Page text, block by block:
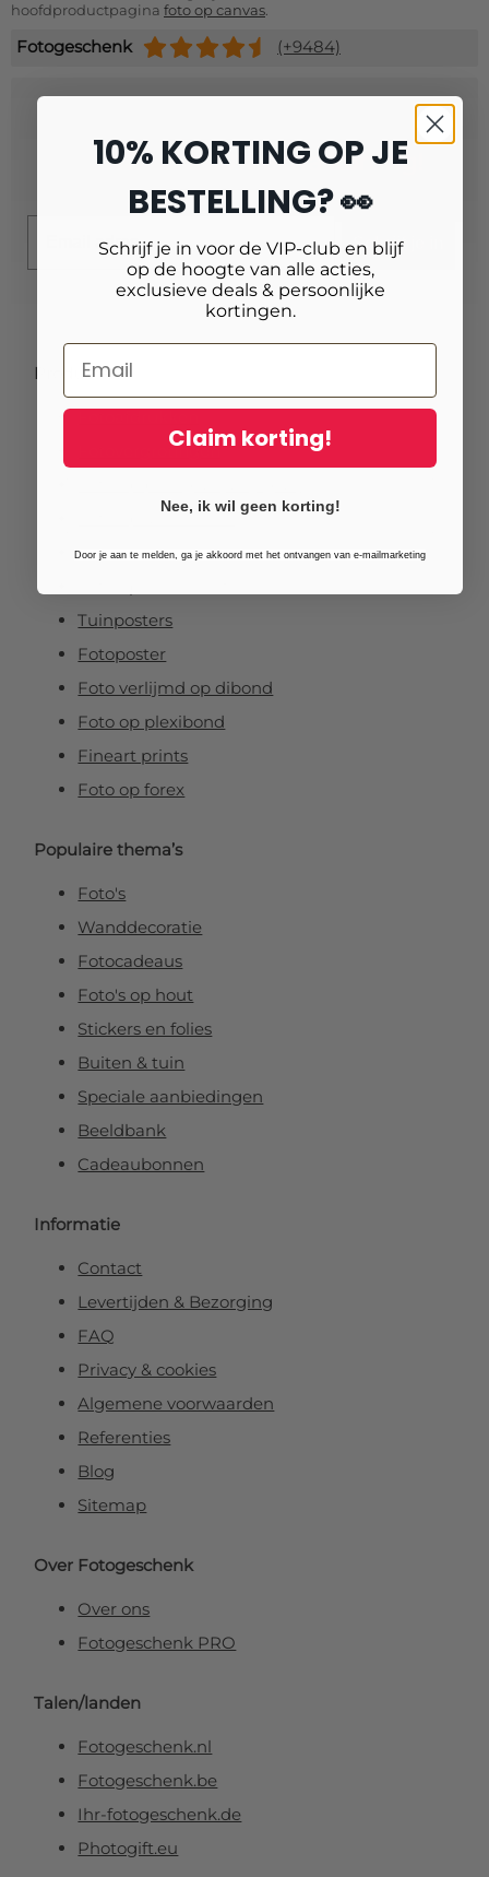
hoofdproductpagina foto op canvas.
Fotogeschenk (+9484)
Schrijf je in voor onze nieuwsbrief
en ontvang10% extra korting!
Schrijf je in
Producten
Fotovergrotingen
Foto op aluminium
Foto op canvas
Tuinposters
Fotoposter
Foto verlijmd op dibond
Foto op plexibond
Fineart prints
Foto op forex
Populaire thema’s
Foto's
Wanddecoratie
Fotocadeaus
Foto's op hout
Stickers en folies
Buiten & tuin
Speciale aanbiedingen
Beeldbank
Cadeaubonnen
Informatie
Contact
Levertijden & Bezorging
FAQ
Privacy & cookies
Algemene voorwaarden
Referenties
Blog
Sitemap
Over Fotogeschenk
Over ons
Fotogeschenk PRO
Talen/landen
Fotogeschenk.nl
Fotogeschenk.be
Ihr-fotogeschenk.de
Photogift.eu
10% KORTING OP JE
BESTELLING? 👀
Schrijf je in voor de VIP-club en blijf
op de hoogte van alle acties,
exclusieve deals & persoonlijke
kortingen.
Claim korting!
Nee, ik wil geen korting!
Door je aan te melden, ga je akkoord met het ontvangen van e-mailmarketing